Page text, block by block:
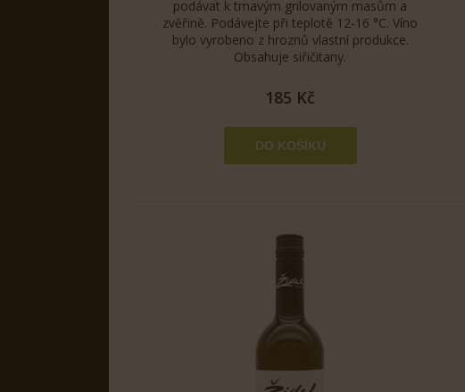
podávat k tmavým grilovaným masům a
zvěřině. Podávejte při teplotě 12-16 °C. Víno
bylo vyrobeno z hroznů vlastní produkce.
Obsahuje siřičitany.
185 Kč